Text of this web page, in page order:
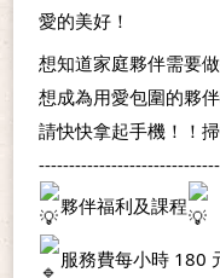
愛的美好！
想知道家庭夥伴需要
想成為用愛包圍的夥
請快快拿起手機！！
夥伴福利及課程
服務費每小時 180